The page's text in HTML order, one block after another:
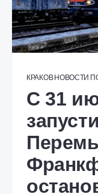
КРАКОВ НОВОСТИ
C 31